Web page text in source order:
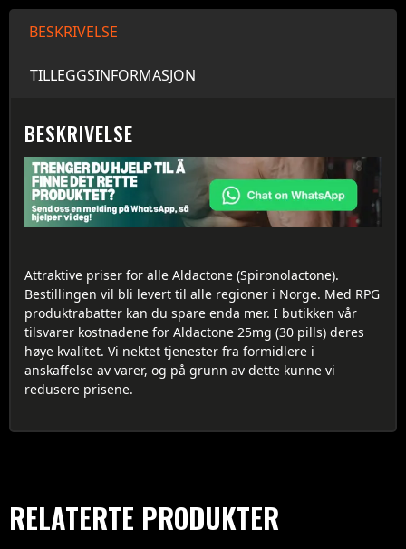
BESKRIVELSE
TILLEGGSINFORMASJON
BESKRIVELSE
Attraktive priser for alle Aldactone (Spironolactone).
Bestillingen vil bli levert til alle regioner i Norge. Med RPG
produktrabatter kan du spare enda mer. I butikken vår
tilsvarer kostnadene for Aldactone 25mg (30 pills) deres
høye kvalitet. Vi nektet tjenester fra formidlere i
anskaffelse av varer, og på grunn av dette kunne vi
redusere prisene.
RELATERTE PRODUKTER